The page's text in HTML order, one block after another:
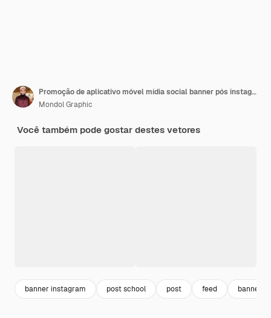
Promoção de aplicativo móvel mídia social banner pós instagram e modelo de banner da web Premium Vector
Mondol Graphic
Você também pode gostar destes vetores
banner instagram post school post feed banner